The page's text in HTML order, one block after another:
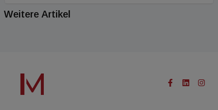
Weitere Artikel